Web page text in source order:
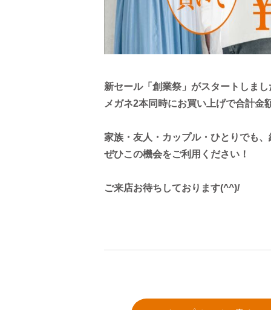
新セール「創業祭」がスタートしま
メガネ2本同時にお買い上げで合計金
家族・友人・カップル・ひとりでも、
ぜひこの機会をご利用ください！
ご来店お待ちしております(^^)/